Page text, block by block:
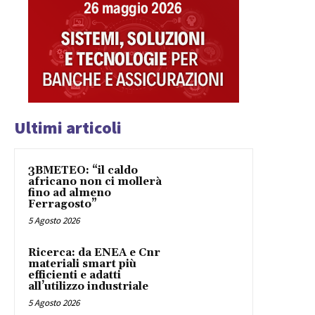
Ultimi articoli
3BMETEO: “il caldo
africano non ci mollerà
fino ad almeno
Ferragosto”
5 Agosto 2026
Ricerca: da ENEA e Cnr
materiali smart più
efficienti e adatti
all’utilizzo industriale
5 Agosto 2026